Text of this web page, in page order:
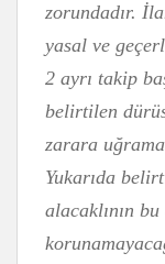
zorundadır.
yasal ve
2 ayrı takip
belirtilen
zarara
Yukarıda
alacaklının